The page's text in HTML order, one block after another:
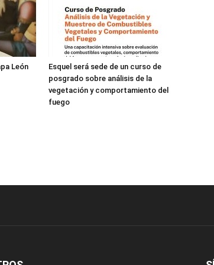
León
Esquel será sede de un curso de
posgrado sobre análisis de la
vegetación y comportamiento del
fuego